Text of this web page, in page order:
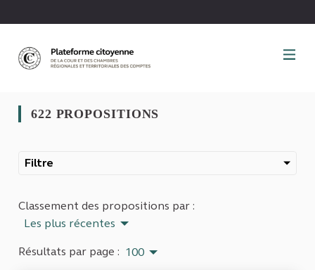
622 PROPOSITIONS
Filtre
Classement des propositions par :
Les plus récentes
Résultats par page : 100